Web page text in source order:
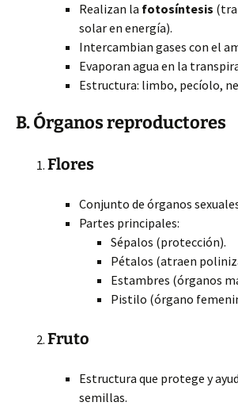
Realizan la fotosíntesis
solar en energía).
Intercambian gases con el
Evaporan agua en la
Estructura: limbo, pecíolo,
B. Órganos reproductores
Flores
Conjunto de órganos
Partes principales:
Sépalos (protección).
Pétalos (atraen
Estambres (órganos
Pistilo (órgano
Fruto
Estructura que protege y
semillas.